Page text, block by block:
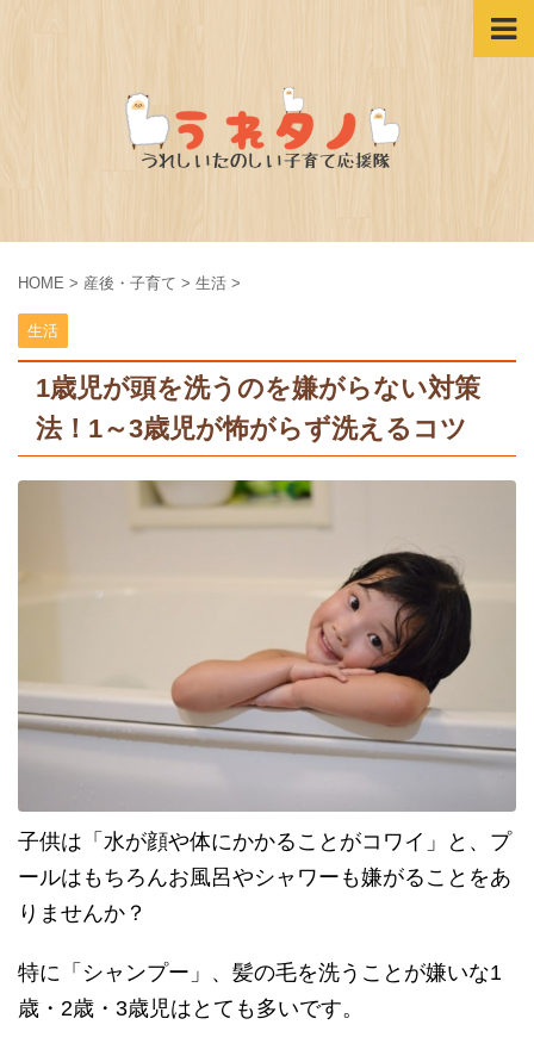
HOME > 産後・子育て > 生活 >
生活
1歳児が頭を洗うのを嫌がらない対策
法！1～3歳児が怖がらず洗えるコツ
子供は「水が顔や体にかかることがコワイ」と、プ
ールはもちろんお風呂やシャワーも嫌がることをあ
りませんか？
特に「シャンプー」、髪の毛を洗うことが嫌いな1
歳・2歳・3歳児はとても多いです。